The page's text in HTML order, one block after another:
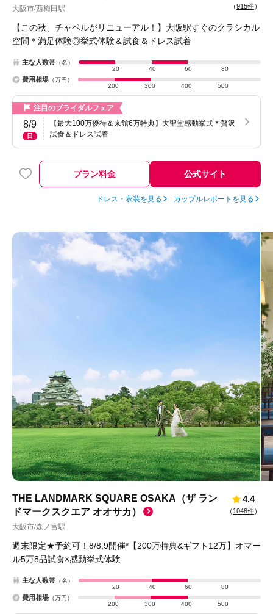
大阪市/西梅田駅 （915件）
【この秋、チャペルがリニューアル！】大阪駅すぐのクラシカル
空間＊満足体験◎挙式体験＆試食＆ドレス試着
主な人数帯 （名）
20
40 60 80
費用相場 （万円）
200
300 400 500
注目のブライダルフェア
8/9
日
【最大100万優待＆来館6万特典】大聖堂感動挙式＊贅沢
試食＆ドレス試着
プラン料金 公式サイト
ドレス・衣装を見る カップルレポートを見る
THE LANDMARK SQUARE OSAKA（ザ ラン
ドマークスクエア オオサカ）
大阪市/森ノ宮駅
4.4
（ 1048件）
週末限定★予約可！8/8,9開催*【200万特典&ギフト12万】オマー
ル5万8品試食×感動挙式体験
主な人数帯 （名）
20
40 60 80
費用相場 （万円）
200
300 400 500